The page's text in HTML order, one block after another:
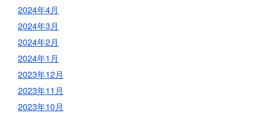
2024年4月
2024年3月
2024年2月
2024年1月
2023年12月
2023年11月
2023年10月